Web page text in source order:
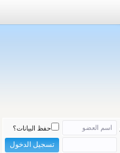
حفظ البيانات؟